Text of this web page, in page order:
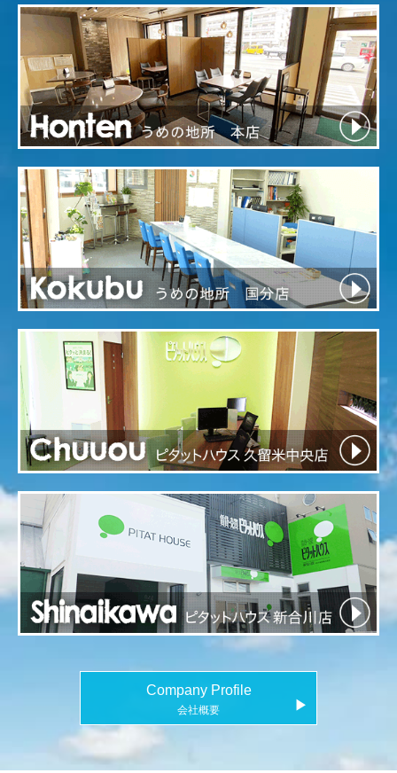
Company Profile
会社概要 ▶